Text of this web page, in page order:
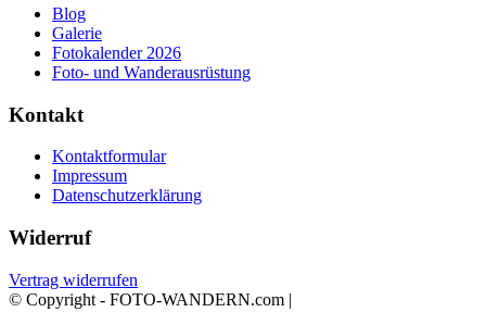
Blog
Galerie
Fotokalender 2026
Foto- und Wanderausrüstung
Kontakt
Kontaktformular
Impressum
Datenschutzerklärung
Widerruf
Vertrag widerrufen
© Copyright - FOTO-WANDERN.com |